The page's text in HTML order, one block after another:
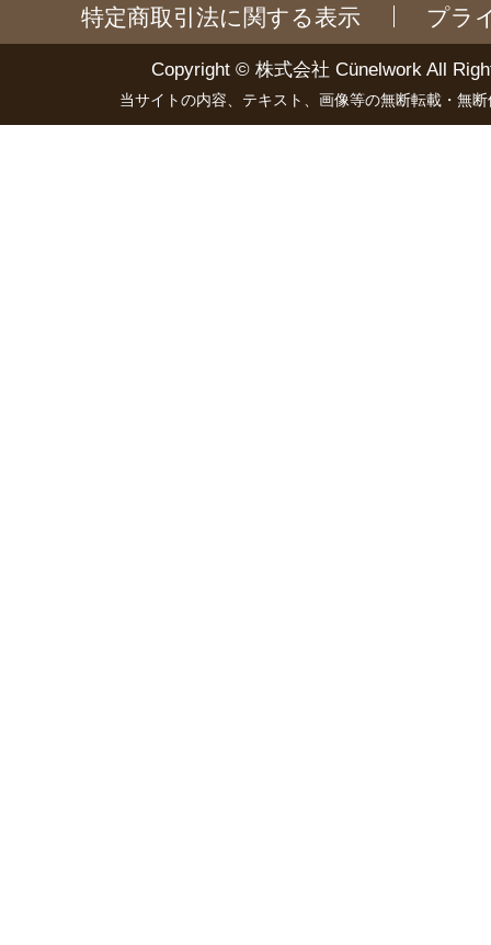
特定商取引法に関する表示 プラ
Copyright © 株式会社 Cünelwork All
当サイトの内容、テキスト、画像等の無断転載・無